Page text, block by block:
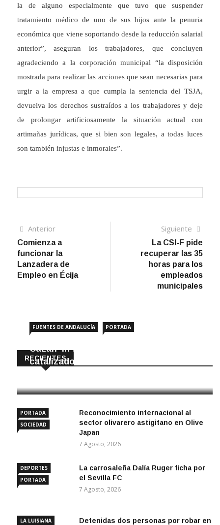
la de alguno especialmente que tuvo que suspender
tratamiento médico de uno de sus hijos ante la penuria
económica que viene soportando desde la reducción salarial
anterior”, aseguran los trabajadores, que concluyen
agradeciendo a la corporación municipal “la disposición
mostrada para realizar las acciones que sean necesarias para
urgir a la empresa a que cumpla la sentencia del TSJA,
devuelva los derechos sustraídos a los trabajadores y deje
de prolongar artificiosamente la situación actual con
artimañas jurídicas, que si bien son legales, a todas luces
son también injustas e inmorales”.
Navegación
de
entradas
AnteriorArtículo
anterior
Comienza a
funcionar la
Lanzadera de
Empleo en Écija
Siguiente
La CSI-F pide
recuperar las 35
horas para los
empleados
municipales
RECIENTES
FUENTES DE ANDALUCÍA PORTADA
Cazan ‘in fraganti’ a ladrones de
catalizadores
PORTADA
SOCIEDAD
Reconocimiento internacional al
sector olivarero astigitano en Olive
Japan
7 Agosto, 2026
DEPORTES
PORTADA
La carrosaleña Dalía Ruger ficha por
el Sevilla FC
7 Agosto, 2026
LA LUISIANA
Detenidas dos personas por robar en